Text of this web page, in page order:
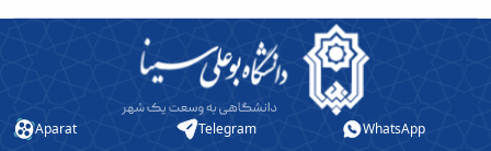
of the
Faculty
in
Stress
Aparat Telegram WhatsApp